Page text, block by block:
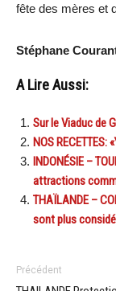
fête des mères et
Stéphane
A Lire Aussi:
Sur le Viaduc de
NOS
INDONÉSIE –
attractions
THAÏLANDE –
sont plus
Précédent